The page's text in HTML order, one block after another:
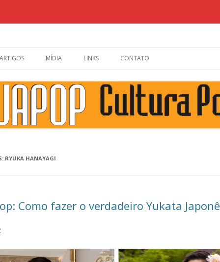
ARTIGOS MÍDIA LINKS CONTATO
RYUKA HANAYAGI
Como fazer o verdadeiro Yukata